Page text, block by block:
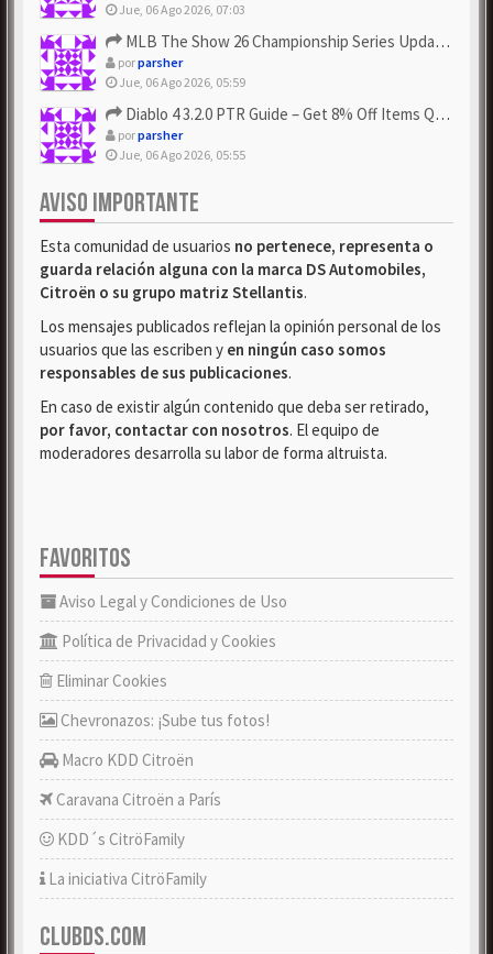
Jue, 06 Ago 2026, 07:03
MLB The Show 26 Championship Series Update! Get Cheap & ...
porparsher
Jue, 06 Ago 2026, 05:59
Diablo 4 3.2.0 PTR Guide – Get 8% Off Items Quickly to Test ...
porparsher
Jue, 06 Ago 2026, 05:55
AVISO IMPORTANTE
Esta comunidad de usuarios no pertenece, representa o
guarda relación alguna con la marca DS Automobiles,
Citroën o su grupo matriz Stellantis.
Los mensajes publicados reflejan la opinión personal de los
usuarios que las escriben y en ningún caso somos
responsables de sus publicaciones.
En caso de existir algún contenido que deba ser retirado,
por favor, contactar con nosotros. El equipo de
moderadores desarrolla su labor de forma altruista.
FAVORITOS
Aviso Legal y Condiciones de Uso
Política de Privacidad y Cookies
Eliminar Cookies
Chevronazos: ¡Sube tus fotos!
Macro KDD Citroën
Caravana Citroën a París
KDD´s CitröFamily
La iniciativa CitröFamily
CLUBDS.COM